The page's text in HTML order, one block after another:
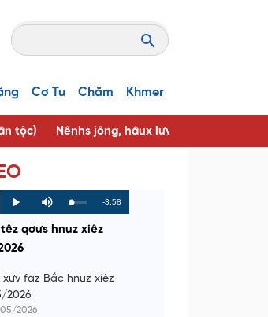
Cơ Tu Chăm Khmer
tộc) Nênhs jông, hâux lưv jông ( Người
P
l
y
M
u
e
L
o
d
P
r
g
0
%
R
e
a
-3:58
qơưs hnuz xiêz
xưv faz Bắc hnuz xiêz
2026
2026